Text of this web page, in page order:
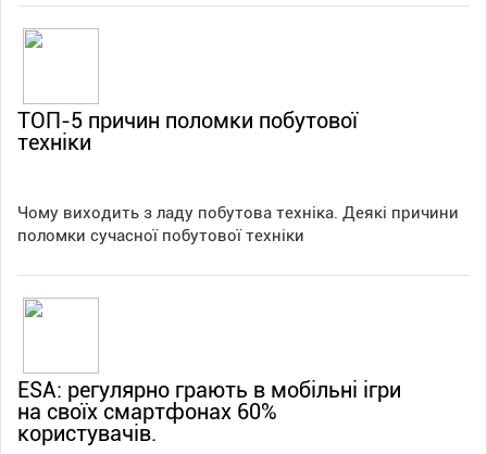
ТОП-5 причин поломки побутової
техніки
Чому виходить з ладу побутова техніка. Деякі причини
поломки сучасної побутової техніки
ESA: регулярно грають в мобільні ігри
на своїх смартфонах 60%
користувачів.